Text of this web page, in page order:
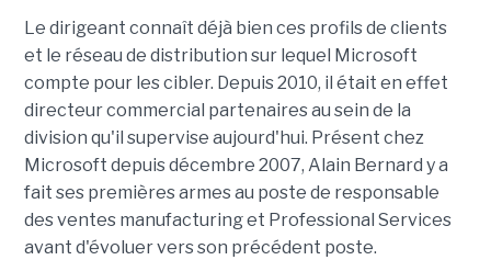
Le dirigeant connaît déjà bien ces profils de clients
et le réseau de distribution sur lequel Microsoft
compte pour les cibler. Depuis 2010, il était en effet
directeur commercial partenaires au sein de la
division qu'il supervise aujourd'hui. Présent chez
Microsoft depuis décembre 2007, Alain Bernard y a
fait ses premières armes au poste de responsable
des ventes manufacturing et Professional Services
avant d'évoluer vers son précédent poste.